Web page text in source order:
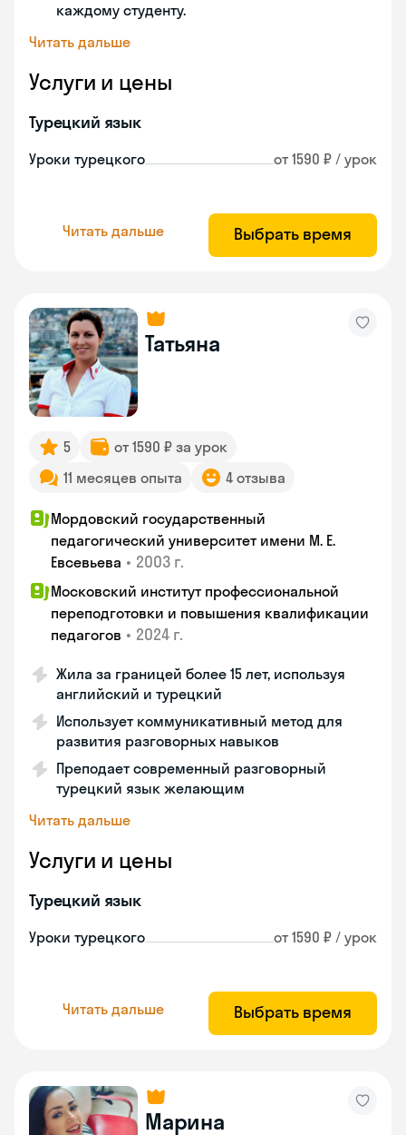
каждому студенту.
Читать дальше
Услуги и цены
Турецкий язык
Уроки турецкого от 1590 ₽ / урок
Читать дальше Выбрать время
Татьяна
5
от 1590 ₽ за урок
11 месяцев опыта
4 отзыва
Мордовский государственный
педагогический университет имени М. Е.
Евсевьева • 2003 г.
Московский институт профессиональной
переподготовки и повышения квалификации
педагогов • 2024 г.
Жила за границей более 15 лет, используя
английский и турецкий
Использует коммуникативный метод для
развития разговорных навыков
Преподает современный разговорный
турецкий язык желающим
Читать дальше
Услуги и цены
Турецкий язык
Уроки турецкого от 1590 ₽ / урок
Читать дальше Выбрать время
Марина